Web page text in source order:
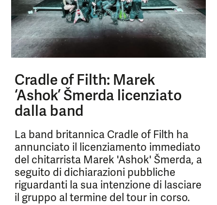
Cradle of Filth: Marek
‘Ashok’ Šmerda licenziato
dalla band
La band britannica Cradle of Filth ha
annunciato il licenziamento immediato
del chitarrista Marek 'Ashok' Šmerda, a
seguito di dichiarazioni pubbliche
riguardanti la sua intenzione di lasciare
il gruppo al termine del tour in corso.